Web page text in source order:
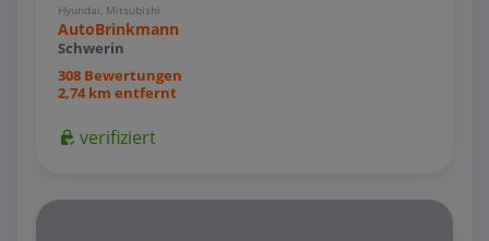
Hyundai, Mitsubishi
AutoBrinkmann
Schwerin
308 Bewertungen
2,74 km entfernt
verifiziert